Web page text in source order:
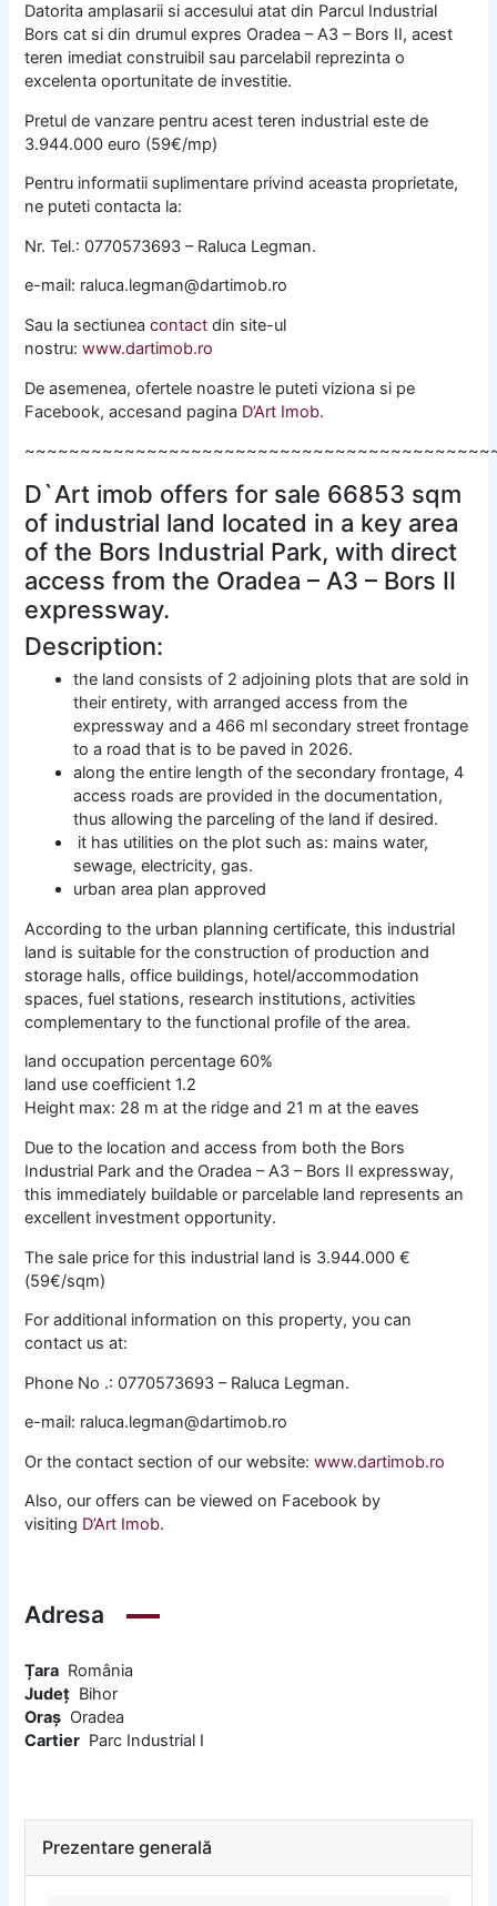
Datorita amplasarii si accesului atat din Parcul Industrial
Bors cat si din drumul expres Oradea – A3 – Bors II, acest
teren imediat construibil sau parcelabil reprezinta o
excelenta oportunitate de investitie.
Pretul de vanzare pentru acest teren industrial este de
3.944.000 euro (59€/mp)
Pentru informatii suplimentare privind aceasta proprietate,
ne puteti contacta la:
Nr. Tel.: 0770573693 – Raluca Legman.
e-mail: raluca.legman@dartimob.ro
Sau la sectiuneacontact din site-ul
nostru:www.dartimob.ro
De asemenea, ofertele noastre le puteti viziona si pe
Facebook, accesand pagina D’Art Imob.
D`Art imob offers for sale 66853 sqm
of industrial land located in a key area
of ​​the Bors Industrial Park, with direct
access from the Oradea – A3 – Bors II
expressway.
Description:
the land consists of 2 adjoining plots that are sold in
their entirety, with arranged access from the
expressway and a 466 ml secondary street frontage
to a road that is to be paved in 2026.
along the entire length of the secondary frontage, 4
access roads are provided in the documentation,
thus allowing the parceling of the land if desired.
it has utilities on the plot such as: mains water,
sewage, electricity, gas.
urban area plan approved
According to the urban planning certificate, this industrial
land is suitable for the construction of production and
storage halls, office buildings, hotel/accommodation
spaces, fuel stations, research institutions, activities
complementary to the functional profile of the area.
land occupation percentage 60%
land use coefficient 1.2
Height max: 28 m at the ridge and 21 m at the eaves
Due to the location and access from both the Bors
Industrial Park and the Oradea – A3 – Bors II expressway,
this immediately buildable or parcelable land represents an
excellent investment opportunity.
The sale price for this industrial land is 3.944.000 €
(59€/sqm)
For additional information on this property, you can
contact us at:
Phone No .: 0770573693 – Raluca Legman.
e-mail: raluca.legman@dartimob.ro
Or the contact section of our website:www.dartimob.ro
Also, our offers can be viewed on Facebook by
visiting D’Art Imob.
Adresa
Țara România
Județ Bihor
Oraș Oradea
Cartier Parc Industrial I
Prezentare generală